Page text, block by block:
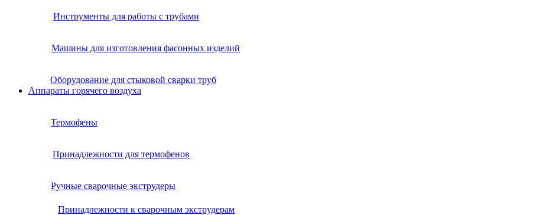
Инструменты для работы с трубами
Машины для изготовления фасонных изделий
Оборудование для стыковой сварки труб
Аппараты горячего воздуха
Термофены
Принадлежности для термофенов
Ручные сварочные экструдеры
Принадлежности к сварочным экструдерам